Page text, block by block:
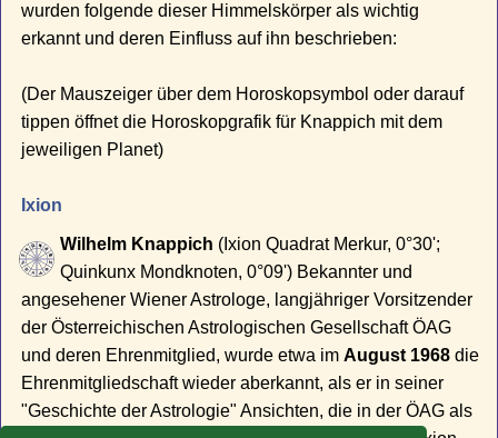
wurden folgende dieser Himmelskörper als wichtig
erkannt und deren Einfluss auf ihn beschrieben:
(Der Mauszeiger über dem Horoskopsymbol oder darauf
tippen öffnet die Horoskopgrafik für Knappich mit dem
jeweiligen Planet)
Ixion
Wilhelm Knappich (Ixion Quadrat Merkur, 0°30';
Quinkunx Mondknoten, 0°09') Bekannter und
angesehener Wiener Astrologe, langjähriger Vorsitzender
der Österreichischen Astrologischen Gesellschaft ÖAG
und deren Ehrenmitglied, wurde etwa imAugust 1968 die
Ehrenmitgliedschaft wieder aberkannt, als er in seiner
"Geschichte der Astrologie" Ansichten, die in der ÖAG als